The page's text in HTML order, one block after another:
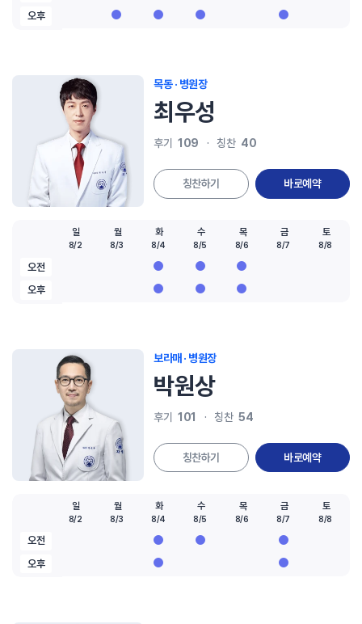
오후
목동 · 병원장
최우성
후기 109 칭찬 40
칭찬하기 바로예약
오전
오후
일
8/2
월
8/3
화
8/4
수
8/5
목
8/6
금
8/7
토
8/8
보라매 · 병원장
박원상
후기 101 칭찬 54
칭찬하기 바로예약
오전
오후
일
8/2
월
8/3
화
8/4
수
8/5
목
8/6
금
8/7
토
8/8